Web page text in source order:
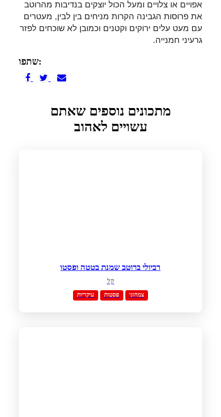
אפויים או צלויים ומעל הכול יוצקים בנדיבות מהרוטב
את פרוסות הגבינה הקרות מניחים בין לבין, מעטרים
עם מעט עלים ירוקים וקטנים וכמובן לא שוכחים לפזר
גרעיני חמנייה.
שתפו:
מתכונים נוספים שאתם
עשויים לאהוב
רביולי ברוטב שמנת בטטה ופסטו
קל
עיקריות פסטות צמחוני